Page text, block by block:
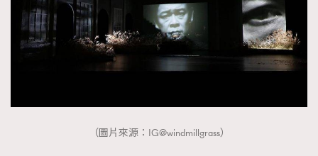
（圖片來源：IG@windmillgrass）